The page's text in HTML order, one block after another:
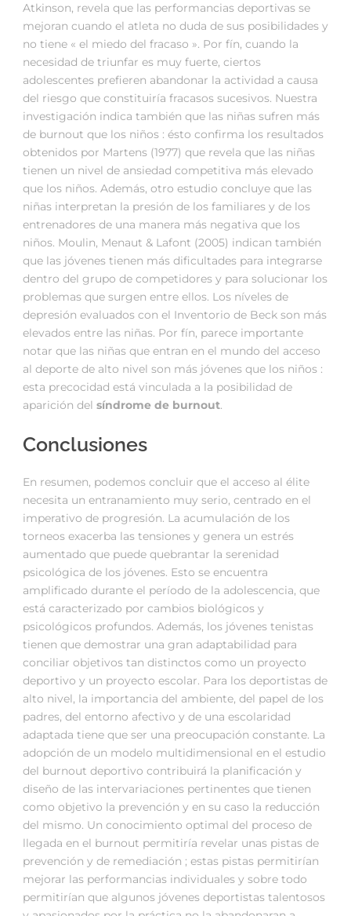
Atkinson, revela que las performancias deportivas se
mejoran cuando el atleta no duda de sus posibilidades y
no tiene « el miedo del fracaso ». Por fín, cuando la
necesidad de triunfar es muy fuerte, ciertos
adolescentes prefieren abandonar la actividad a causa
del riesgo que constituiría fracasos sucesivos. Nuestra
investigación indica también que las niñas sufren más
de burnout que los niños : ésto confirma los resultados
obtenidos por Martens (1977) que revela que las niñas
tienen un nivel de ansiedad competitiva más elevado
que los niños. Además, otro estudio concluye que las
niñas interpretan la presión de los familiares y de los
entrenadores de una manera más negativa que los
niños. Moulin, Menaut & Lafont (2005) indican también
que las jóvenes tienen más dificultades para integrarse
dentro del grupo de competidores y para solucionar los
problemas que surgen entre ellos. Los níveles de
depresión evaluados con el Inventorio de Beck son más
elevados entre las niñas. Por fín, parece importante
notar que las niñas que entran en el mundo del acceso
al deporte de alto nivel son más jóvenes que los niños :
esta precocidad está vinculada a la posibilidad de
aparición del síndrome de burnout.
Conclusiones
En resumen, podemos concluir que el acceso al élite
necesita un entranamiento muy serio, centrado en el
imperativo de progresión. La acumulación de los
torneos exacerba las tensiones y genera un estrés
aumentado que puede quebrantar la serenidad
psicológica de los jóvenes. Esto se encuentra
amplificado durante el período de la adolescencia, que
está caracterizado por cambios biológicos y
psicológicos profundos. Además, los jóvenes tenistas
tienen que demostrar una gran adaptabilidad para
conciliar objetivos tan distinctos como un proyecto
deportivo y un proyecto escolar. Para los deportistas de
alto nivel, la importancia del ambiente, del papel de los
padres, del entorno afectivo y de una escolaridad
adaptada tiene que ser una preocupación constante. La
adopción de un modelo multidimensional en el estudio
del burnout deportivo contribuirá la planificación y
diseño de las intervariaciones pertinentes que tienen
como objetivo la prevención y en su caso la reducción
del mismo. Un conocimiento optimal del proceso de
llegada en el burnout permitiría revelar unas pistas de
prevención y de remediación ; estas pistas permitirían
mejorar las performancias individuales y sobre todo
permitirían que algunos jóvenes deportistas talentosos